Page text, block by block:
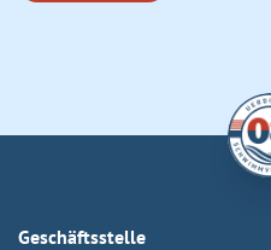
Geschäftsstelle